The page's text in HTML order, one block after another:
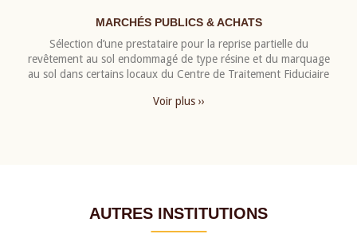
MARCHÉS PUBLICS & ACHATS
Sélection d’une prestataire pour la reprise partielle du
revêtement au sol endommagé de type résine et du marquage
au sol dans certains locaux du Centre de Traitement Fiduciaire
Voir plus ››
AUTRES INSTITUTIONS